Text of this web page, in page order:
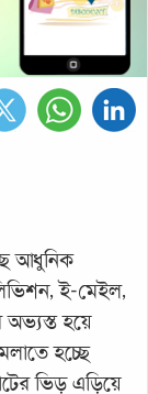
আধুনিক
ই-মেইল,
হয়ে
হচ্ছে
ভিড় এড়িয়ে